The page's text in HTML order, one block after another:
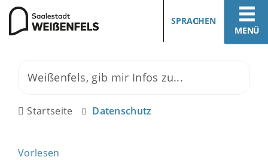
MENÜ
SPRACHEN
Startseite Datenschutz
Vorlesen